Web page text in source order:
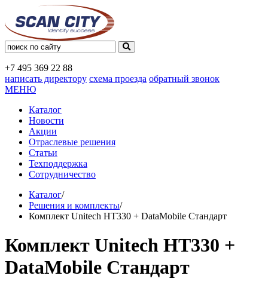
+7 495 369 22 88
написать директору схема проезда обратный звонок
МЕНЮ
Каталог
Новости
Акции
Отраслевые решения
Статьи
Техподдержка
Сотрудничество
Каталог/
Решения и комплекты/
Комплект Unitech HT330 + DataMobile Стандарт
Комплект Unitech HT330 +
DataMobile Стандарт